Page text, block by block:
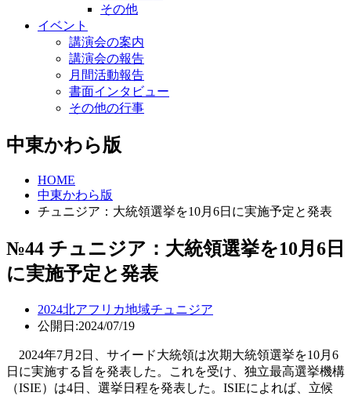
その他
イベント
講演会の案内
講演会の報告
月間活動報告
書面インタビュー
その他の行事
中東かわら版
HOME
中東かわら版
チュニジア：大統領選挙を10月6日に実施予定と発表
№44 チュニジア：大統領選挙を10月6日
に実施予定と発表
2024北アフリカ地域チュニジア
公開日:2024/07/19
2024年7月2日、サイード大統領は次期大統領選挙を10月6
日に実施する旨を発表した。これを受け、独立最高選挙機構
（ISIE）は4日、選挙日程を発表した。ISIEによれば、立候